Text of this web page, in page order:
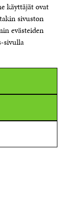
käyttäjät ovat
sivuston
evästeiden
sivulla